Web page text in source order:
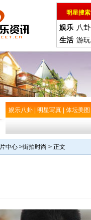
明星搜索
娱乐 八卦
生活 游玩
娱乐八卦 明星写真 体坛美图
中心 >街拍时尚 > 正文